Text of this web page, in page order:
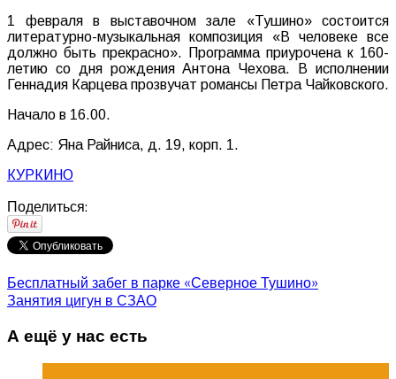
1 февраля в выставочном зале «Тушино» состоится
литературно-музыкальная композиция «В человеке все
должно быть прекрасно». Программа приурочена к 160-
летию со дня рождения Антона Чехова. В исполнении
Геннадия Карцева прозвучат романсы Петра Чайковского.
Начало в 16.00.
Адрес: Яна Райниса, д. 19, корп. 1.
КУРКИНО
Поделиться:
Бесплатный забег в парке «Северное Тушино»
Занятия цигун в СЗАО
А ещё у нас есть